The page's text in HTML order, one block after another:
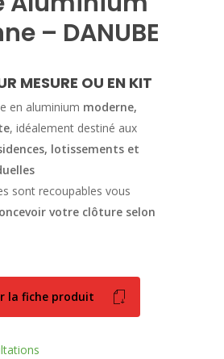
– DANUBE
MESURE OU EN KIT
en aluminium moderne,
, idéalement destiné aux
lotissements et
sont recoupables vous
votre clôture selon
la fiche produit